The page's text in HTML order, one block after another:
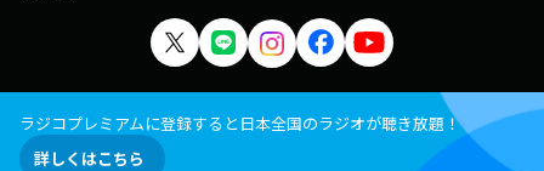
ラジコプレミアムに登録すると日本全国のラジオが聴き放題！
詳しくはこちら